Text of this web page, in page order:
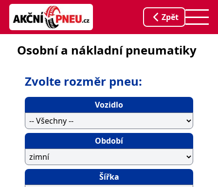
Zpět
Osobní a nákladní pneumatiky
Zvolte rozměr pneu:
Vozidlo
Období
Šířka